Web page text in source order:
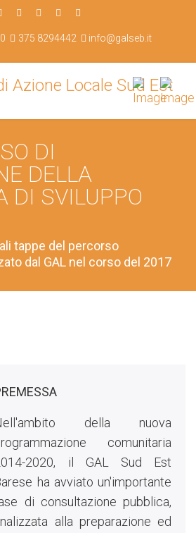
375 8294442 info@galseb.it
DI
DELLA
DI SVILUPPO
tappe del percorso
dal GAL nel corso del 2017
della nuova
comunitaria
2020, il GAL Sud Est
ha avviato un'importante
di consultazione pubblica,
alla preparazione ed